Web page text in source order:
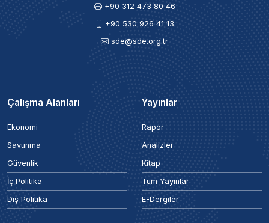
+90 312 473 80 46
+90 530 926 41 13
sde@sde.org.tr
Çalışma Alanları
Ekonomi
Savunma
Güvenlik
İç Politika
Dış Politika
Yayınlar
Rapor
Analizler
Kitap
Tüm Yayınlar
E-Dergiler